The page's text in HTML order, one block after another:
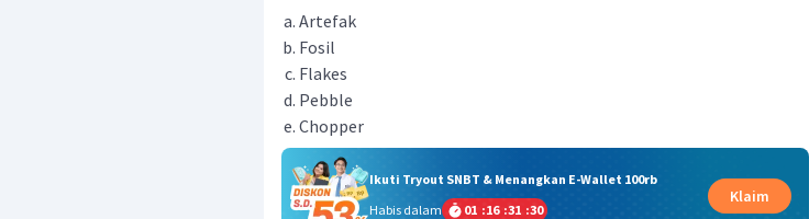
Artefak
Fosil
Flakes
Pebble
Chopper
Ikuti Tryout SNBT & Menangkan E-Wallet 100rb
Habis dalam
01 :16 :31 :30
Klaim